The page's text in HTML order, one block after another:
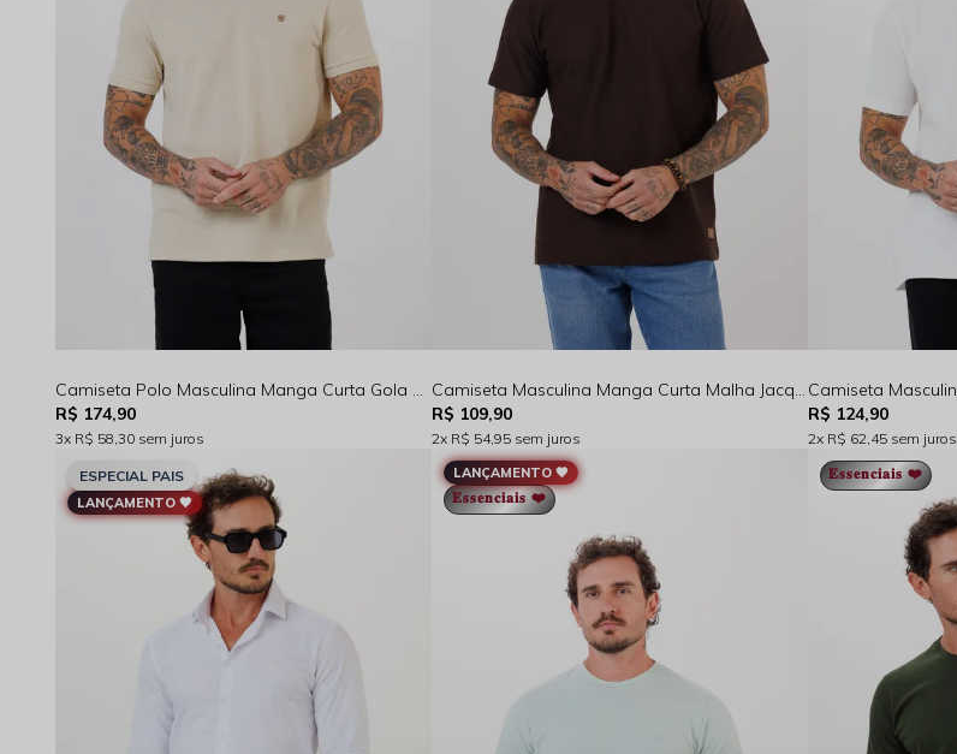
Camiseta Polo Masculina Manga Curta Gola V Jacquard Brisa Bege Claro - FC264030
R$ 174,90
3x R$ 58,30 sem juros
Camiseta Masculina Manga Curta Malha Jacquard Versa Marrom Rocksham FC264029
R$ 109,90
2x R$ 54,95 sem juros
R$ 124,90
2x R$ 62,45 sem juros
LANÇAMENTO 🖤
ESPECIAL PAIS
𝐄𝐬𝐬𝐞𝐧𝐜𝐢𝐚𝐢𝐬 ❤️
LANÇAMENTO 🖤 𝐄𝐬𝐬𝐞𝐧𝐜𝐢𝐚𝐢𝐬 ❤️